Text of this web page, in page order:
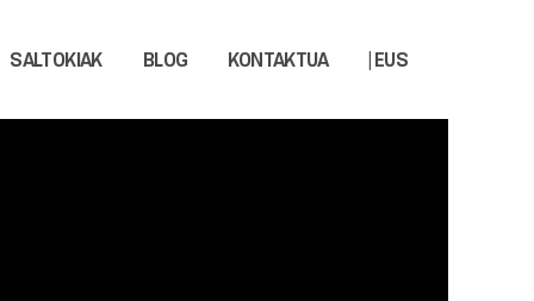
SALTOKIAK BLOG KONTAKTUA | EUS